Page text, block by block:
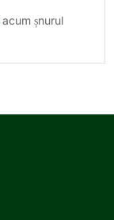
acum șnurul